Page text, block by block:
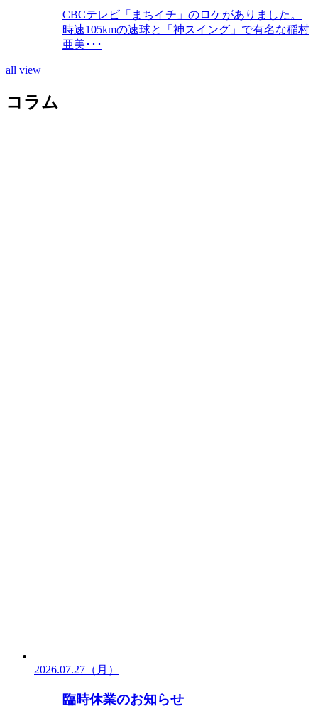
CBCテレビ「まちイチ」のロケがありました。
時速105kmの速球と「神スイング」で有名な稲村
亜美･･･
all view
コラム
2026.07.27（月）
臨時休業のお知らせ